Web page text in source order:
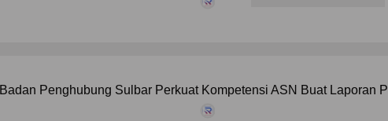
Badan Penghubung Sulbar Perkuat Kompetensi ASN Buat Laporan